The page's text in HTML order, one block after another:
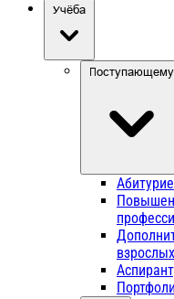
Учёба
Поступающему
взрослых